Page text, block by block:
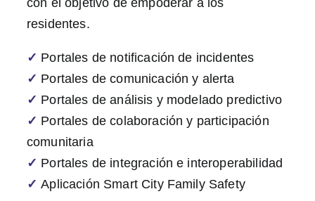
residentes.
✓ Portales de notificación de incidentes
✓ Portales de comunicación y alerta
✓ Portales de análisis y modelado predictivo
✓ Portales de colaboración y participación
comunitaria
✓ Portales de integración e interoperabilidad
✓Aplicación Smart City Family Safety